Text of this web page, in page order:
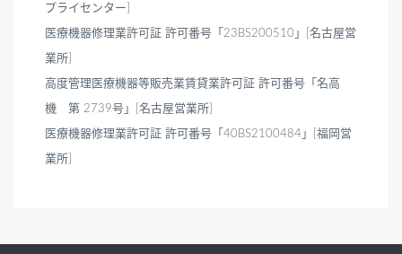
プライセンター]
医療機器修理業許可証 許可番号「23BS200510」[名古屋営
業所]
高度管理医療機器等販売業賃貸業許可証 許可番号「名高
機 第 2739号」[名古屋営業所]
医療機器修理業許可証 許可番号「40BS2100484」[福岡営
業所]